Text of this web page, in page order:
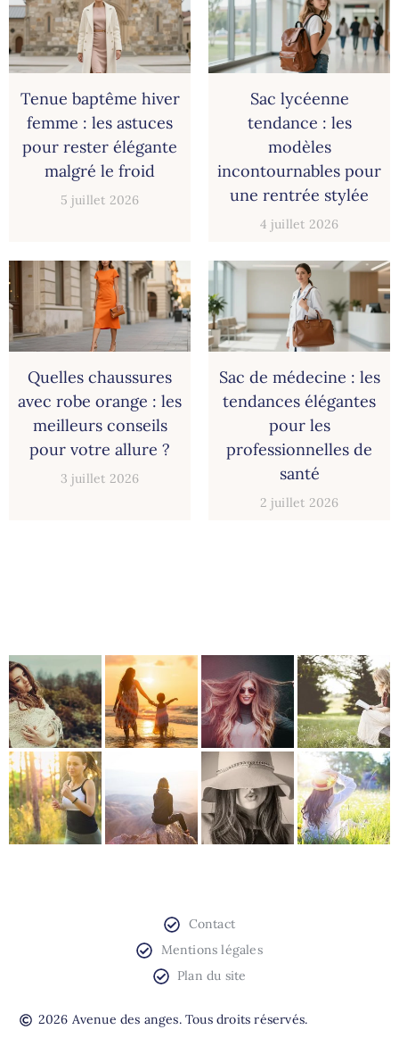
Tenue baptême hiver
femme : les astuces
pour rester élégante
malgré le froid
5 juillet 2026
Sac lycéenne
tendance : les
modèles
incontournables pour
une rentrée stylée
4 juillet 2026
Quelles chaussures
avec robe orange : les
meilleurs conseils
pour votre allure ?
3 juillet 2026
Sac de médecine : les
tendances élégantes
pour les
professionnelles de
santé
2 juillet 2026
Contact
Mentions légales
Plan du site
2026 Avenue des anges. Tous droits réservés.